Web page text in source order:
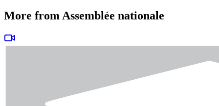
More from Assemblée nationale